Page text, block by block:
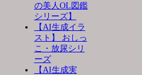
の美人OL図鑑
シリーズ】
【AI生成イラ
スト】 おしっ
こ・放尿シリ
ーズ
【AI生成実